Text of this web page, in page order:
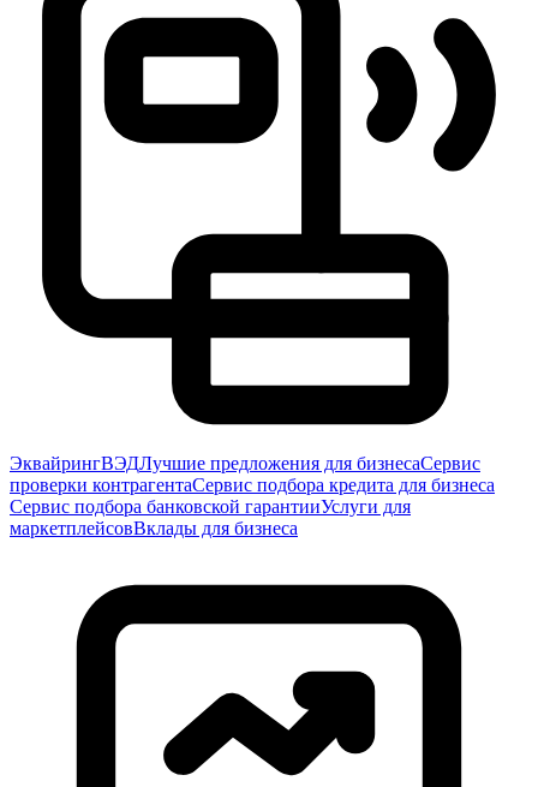
ЭквайрингВЭДЛучшие предложения для бизнесаСервис
проверки контрагентаСервис подбора кредита для бизнеса
Сервис подбора банковской гарантииУслуги для
маркетплейсовВклады для бизнеса